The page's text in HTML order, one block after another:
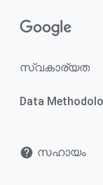
സ്വകാര്യത
Data
സഹായം